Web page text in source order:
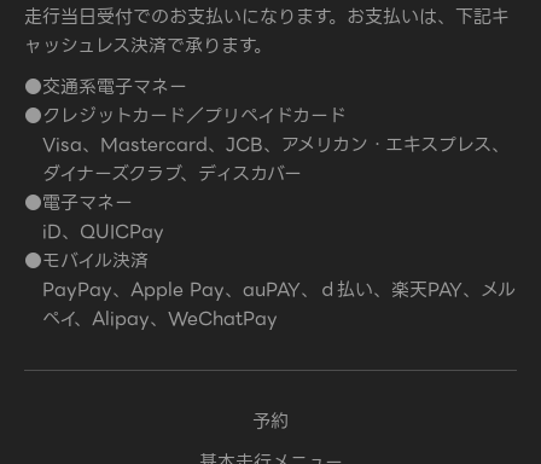
走行当日受付でのお支払いになります。お支払いは、下記キ
ャッシュレス決済で承ります。
●交通系電子マネー
●クレジットカード／プリペイドカード
Visa、Mastercard、JCB、アメリカン・エキスプレス、
ダイナーズクラブ、ディスカバー
●電子マネー
iD、QUICPay
●モバイル決済
PayPay、Apple Pay、auPAY、ｄ払い、楽天PAY、メル
ペイ、Alipay、WeChatPay
予約